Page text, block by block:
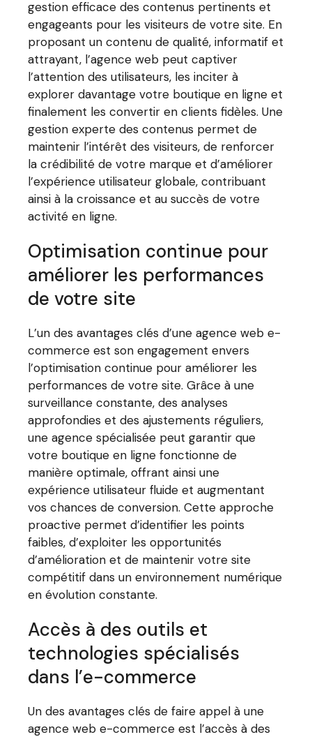
gestion efficace des contenus pertinents et
engageants pour les visiteurs de votre site. En
proposant un contenu de qualité, informatif et
attrayant, l’agence web peut captiver
l’attention des utilisateurs, les inciter à
explorer davantage votre boutique en ligne et
finalement les convertir en clients fidèles. Une
gestion experte des contenus permet de
maintenir l’intérêt des visiteurs, de renforcer
la crédibilité de votre marque et d’améliorer
l’expérience utilisateur globale, contribuant
ainsi à la croissance et au succès de votre
activité en ligne.
Optimisation continue pour
améliorer les performances
de votre site
L’un des avantages clés d’une agence web e-
commerce est son engagement envers
l’optimisation continue pour améliorer les
performances de votre site. Grâce à une
surveillance constante, des analyses
approfondies et des ajustements réguliers,
une agence spécialisée peut garantir que
votre boutique en ligne fonctionne de
manière optimale, offrant ainsi une
expérience utilisateur fluide et augmentant
vos chances de conversion. Cette approche
proactive permet d’identifier les points
faibles, d’exploiter les opportunités
d’amélioration et de maintenir votre site
compétitif dans un environnement numérique
en évolution constante.
Accès à des outils et
technologies spécialisés
dans l’e-commerce
Un des avantages clés de faire appel à une
agence web e-commerce est l’accès à des